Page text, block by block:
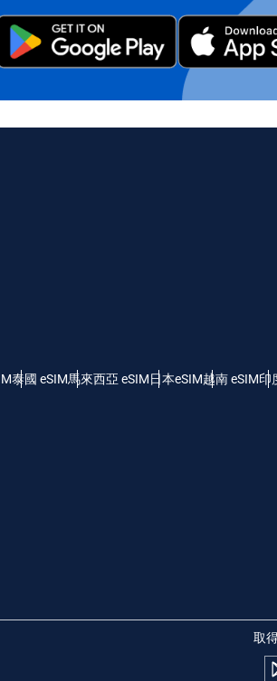
checking if your device supports eSIM
carrier to request an eSIM activation.
or activation details that you can scan
activated, you can enjoy the benefits
SIM card!
泰國 eSIM馬來西亞 eSIM日本eSIM越南 eSIM印
取